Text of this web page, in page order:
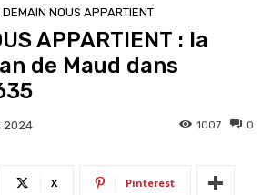
DEMAIN NOUS APPARTIENT
APPARTIENT : la
de Maud dans
2024 0
1007
X Pinterest